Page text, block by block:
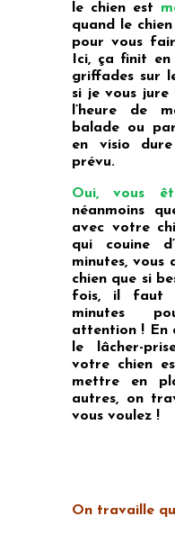
le chien est
quand le
pour vous
Ici, ça finit
griffades sur
si je vous jure
l’heure de
balade ou
en visio
prévu.
Oui, vous
néanmoins
avec votre
qui couine
minutes, vous
chien que si
fois, il faut
minutes
attention ! En
le lâcher-
votre chien
mettre en
autres, on
vous voulez !
On travaille